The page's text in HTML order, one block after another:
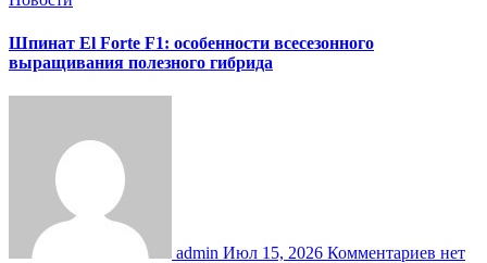
Шпинат El Forte F1: особенности всесезонного
выращивания полезного гибрида
admin Июл 15, 2026 Комментариев нет